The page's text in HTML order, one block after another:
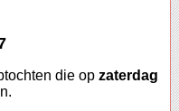
die op zaterdag